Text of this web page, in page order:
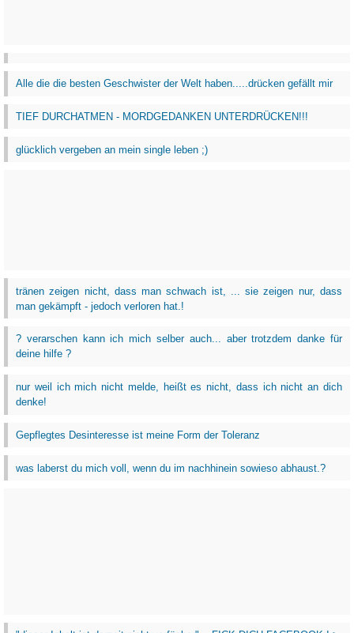
Alle die die besten Geschwister der Welt haben.....drücken gefällt mir
TIEF DURCHATMEN - MORDGEDANKEN UNTERDRÜCKEN!!!
glücklich vergeben an mein single leben ;)
tränen zeigen nicht, dass man schwach ist, ... sie zeigen nur, dass
man gekämpft - jedoch verloren hat.!
? verarschen kann ich mich selber auch... aber trotzdem danke für
deine hilfe ?
nur weil ich mich nicht melde, heißt es nicht, dass ich nicht an dich
denke!
Gepflegtes Desinteresse ist meine Form der Toleranz
was laberst du mich voll, wenn du im nachhinein sowieso abhaust.?